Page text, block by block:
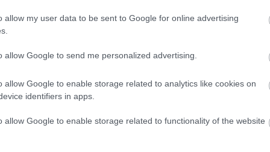
allow my user data to be sent to Google for online advertising
allow Google to send me personalized advertising.
allow Google to enable storage related to analytics like cookies on
identifiers in apps.
allow Google to enable storage related to functionality of the website
CSAK PÁROS
- REC.HU
voltam így meg úgy. Mindenki a saját főnöke akart lenni, aztán
főnökei lettek. Ha nagy ajándék kellene, úgy itt egy szafaládé.